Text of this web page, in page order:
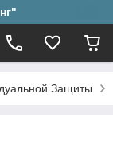
Защиты